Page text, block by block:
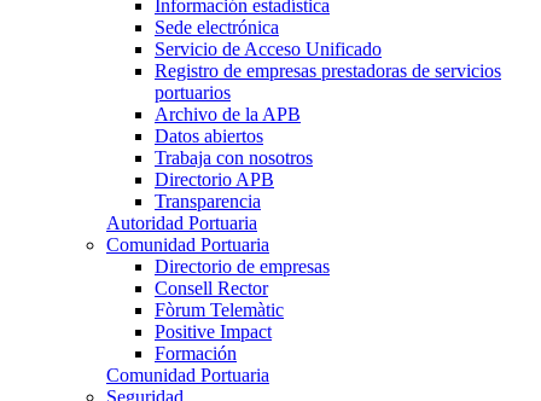
Información estadística
Sede electrónica
Servicio de Acceso Unificado
Registro de empresas prestadoras de servicios
portuarios
Archivo de la APB
Datos abiertos
Trabaja con nosotros
Directorio APB
Transparencia
Autoridad Portuaria
Comunidad Portuaria
Directorio de empresas
Consell Rector
Fòrum Telemàtic
Positive Impact
Formación
Comunidad Portuaria
Seguridad